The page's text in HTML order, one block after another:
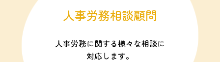
人事労務相談顧問
人事労務に関する様々な相談に
対応します。